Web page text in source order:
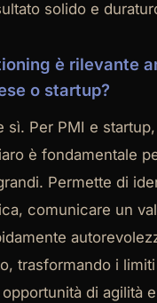
solido e
è rilevante
o startup?
sì. Per PMI e
è fondamentale
Permette di
comunicare un
trasformando i
di agilità e